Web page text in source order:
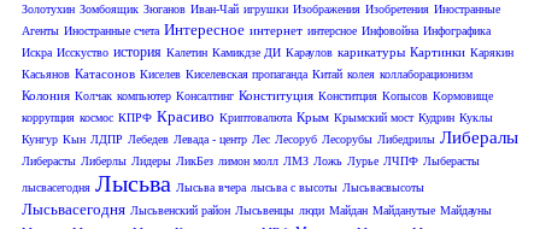
Золотухин Зомбоящик Зюганов Иван-Чай игрушки Изображения Изобретения Иностранные
Агенты Иностранные счета Интересное интернет интерсное Инфовойна Инфографика
Искра Исскуство история Калетин Камикдзе ДИ Караулов карикатуры Картинки Карякин
Касьянов Катасонов Киселев Киселевская пропаганда Китай колея коллаборационизм
Колония Колчак компьютер Консалтинг Конституция Конститция Копысов Кормовище
коррупция космос КПРФ Красиво Криптовалюта Крым Крымский мост Кудрин Куклы
Кунгур Кын ЛДПР Лебедев Левада - центр Лес Лесоруб Лесорубы Либедрилы Либералы
Либерасты Либерлы Лидеры ЛикБез лимон молл ЛМЗ Ложь Лурье ЛЧПФ Лыберасты
лысвасегодня Лысьва Лысьва вчера лысьва с высоты Лысьвасвысоты
Лысьвасегодня Лысьвенский район Лысьвенцы люди Майдан Майданутые Майдауны